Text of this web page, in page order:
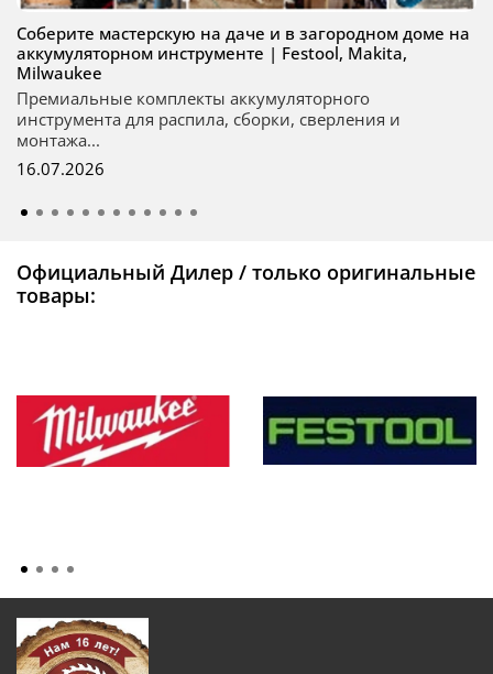
Соберите мастерскую на даче и в загородном доме на
аккумуляторном инструменте | Festool, Makita,
Milwaukee
Премиальные комплекты аккумуляторного
инструмента для распила, сборки, сверления и
монтажа...
16.07.2026
Официальный Дилер / только оригинальные
товары: